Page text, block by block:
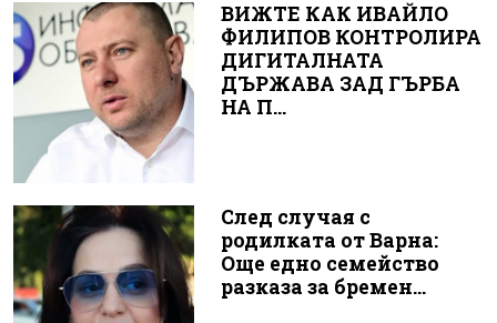
ВИЖТЕ КАК ИВАЙЛО
ФИЛИПОВ КОНТРОЛИРА
ДИГИТАЛНАТА
ДЪРЖАВА ЗАД ГЪРБА
НА П...
След случая с
родилката от Варна:
Още едно семейство
разказа за бремен...